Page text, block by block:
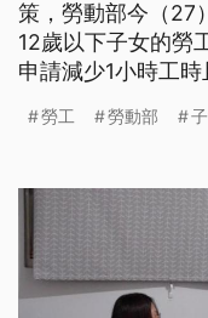
策，勞動部今（27
12歲以下子女的勞
申請減少1小時工
等補助，預估最快
勞工 勞動部